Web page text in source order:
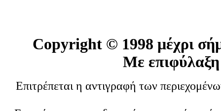
Copyright © 1998 μέχρι
Με επιφύλαξη
Επιτρέπεται η αντιγραφή των